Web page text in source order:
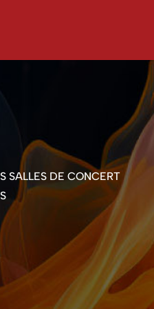
SALLES DE CONCERT